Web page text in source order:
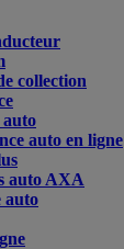
collection
auto
auto en ligne
auto AXA
auto